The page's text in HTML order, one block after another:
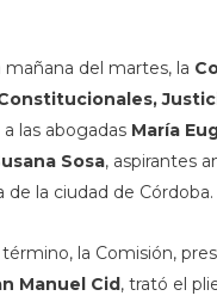
mañana del martes, la
las abogadas María
Sosa, aspirantes
de la ciudad de Córdoba.
la Comisión,
Manuel Cid, trató el